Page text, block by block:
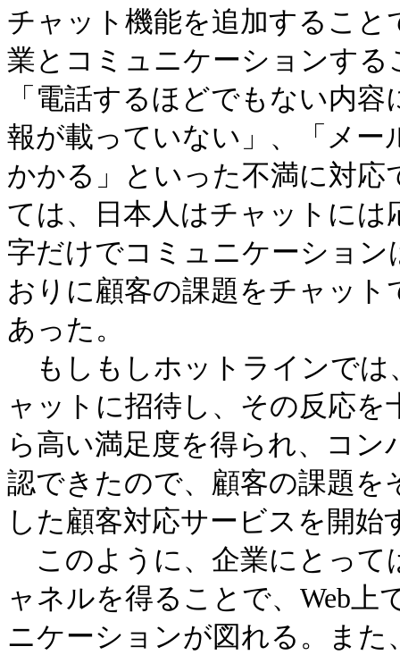
チャット機能を追加するこ
業と コミュニケーションす
「電話するほどでもない内容
報が載っていない」、「メー
かかる」といった不満に対
ては、日本人はチャットには
字だけでコミュニケーショ
お りに顧客の課題をチャッ
あった。
もしもしホットラインでは
ャットに招待し、その反応を
ら高い満足度を得られ、コ
認できたので、顧客の課題
した顧客対応サービスを開始
このように、企業にとって
ャネルを得ることで、Web上
ニケーションが図れる。ま